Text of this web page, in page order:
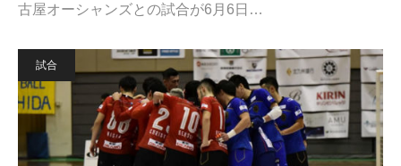
古屋オーシャンズとの試合が6月6日…
試合